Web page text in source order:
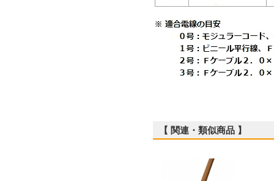
【 関連・類似商品 】